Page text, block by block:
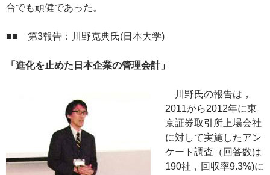
合でも頑健であった。
■■ 第3報告：川野克典氏(日本大学)
「進化を止めた日本企業の管理会計」
川野氏の報告は，
2011から2012年に東
京証券取引所上場会社
に対して実施したアン
ケート調査（回答数は
190社，回収率9.3%)に